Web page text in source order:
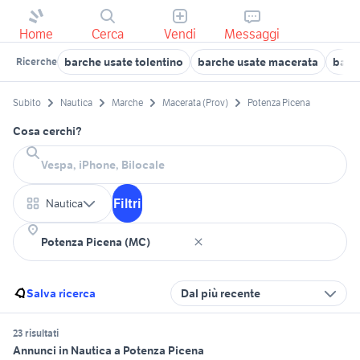
Home Cerca Vendi Messaggi
Ricerche barche usate tolentino barche usate macerata
Subito Nautica Marche Macerata (Prov) Potenza Picena
Cosa cerchi?
Nautica Filtri
Salva ricerca Dal più recente
23 risultati
Annunci in Nautica a Potenza Picena